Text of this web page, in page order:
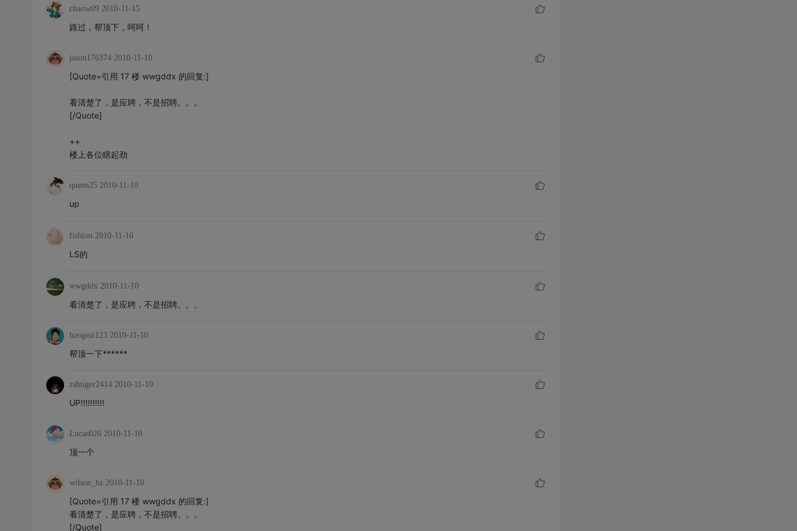
chaow09 2010-11-15
路过，帮顶下，呵呵！
jason176374 2010-11-10
[Quote=引用 17 楼 wwgddx 的回复:]
看清楚了，是应聘，不是招聘。。。
[/Quote]
++
楼上各位瞎起劲
queen25 2010-11-10
up
fishion 2010-11-10
LS的
wwgddx 2010-11-10
看清楚了，是应聘，不是招聘。。。
haogeai123 2010-11-10
帮顶一下******
zshtiger2414 2010-11-10
UP!!!!!!!!!!
Lucas020 2010-11-10
顶一个
wilson_hz 2010-11-10
[Quote=引用 17 楼 wwgddx 的回复:]
看清楚了，是应聘，不是招聘。。。
[/Quote]